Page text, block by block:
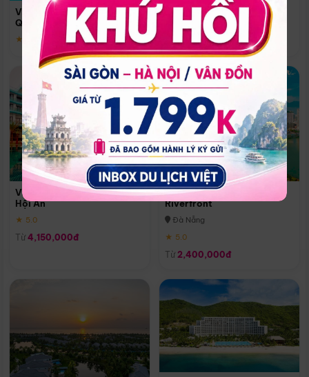
Vinpearl Resort & Spa Phu
Quoc
★ 5.0
Quoc
Phú Quốc
★ 5.0
Vinpearl Resort & Golf Nam
Hội An
★ 5.0
Từ 4,150,000đ
Melia Vinpearl Danang
Riverfront
Đà Nẵng
★ 5.0
Từ 2,400,000đ